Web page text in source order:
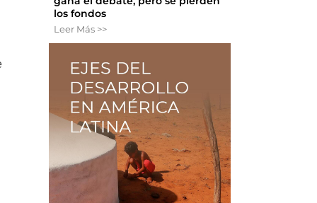
los fondos
Leer Más >>